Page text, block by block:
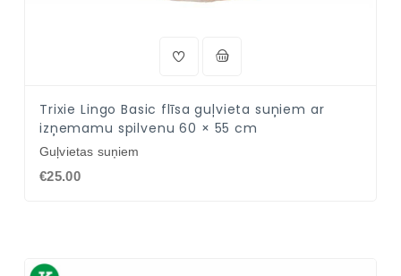
Trixie Lingo Basic flīsa guļvieta suņiem ar
izņemamu spilvenu 60 × 55 cm
Guļvietas suņiem
€25.00